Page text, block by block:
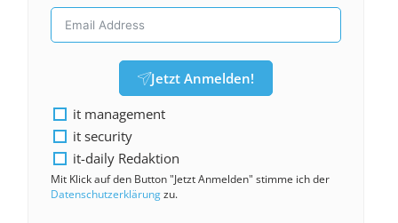
Jetzt Anmelden!
it management
it security
it-daily Redaktion
Mit Klick auf den Button "Jetzt Anmelden" stimme ich der
Datenschutzerklärungzu.